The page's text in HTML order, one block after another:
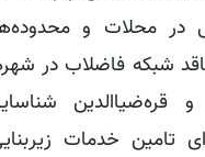
محلات و
فاقد شبکه فاضلاب در
قره‌ضیاالدین
تامین خدمات